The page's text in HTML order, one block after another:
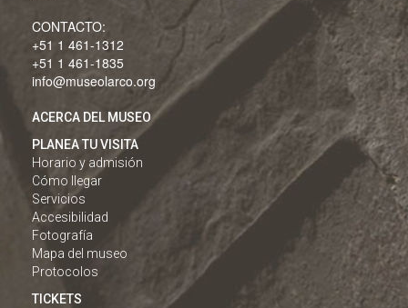
CONTACTO:
+51 1 461-1312
+51 1 461-1835
info@museolarco.org
ACERCA DEL MUSEO
PLANEA TU VISITA
Horario y admisión
Cómo llegar
Servicios
Accesibilidad
Fotografía
Mapa del museo
Protocolos
TICKETS